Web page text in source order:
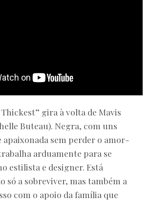
gira à volta de Mavis
Buteau). Negra, com uns
apaixonada sem perder o amor-
arduamente para se
estilista e designer. Está
só a sobreviver, mas também a
com o apoio da família que